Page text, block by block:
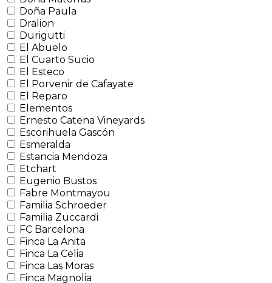
Doña Paula
Dralion
Durigutti
El Abuelo
El Cuarto Sucio
El Esteco
El Porvenir de Cafayate
El Reparo
Elementos
Ernesto Catena Vineyards
Escorihuela Gascón
Esmeralda
Estancia Mendoza
Etchart
Eugenio Bustos
Fabre Montmayou
Familia Schroeder
Familia Zuccardi
FC Barcelona
Finca La Anita
Finca La Celia
Finca Las Moras
Finca Magnolia